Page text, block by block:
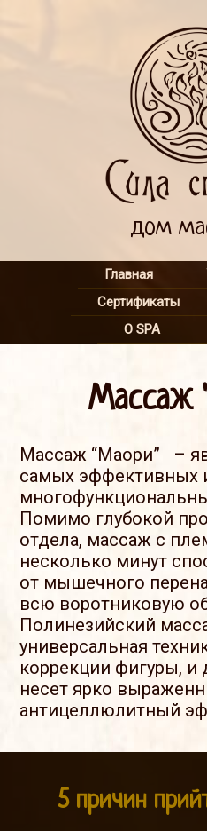
дом
Главная
Сертификаты
О SPA
Массаж
Массаж “Маори” –
самых эффективных
Помимо глубокой
отдела, массаж с
несколько минут
от мышечного
всю воротниковую
Полинезийский
универсальная
коррекции фигуры, и
несет ярко
антицеллюлитный
5 причин